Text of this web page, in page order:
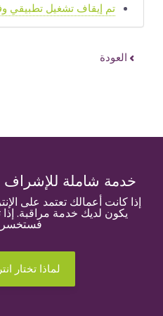
تم إيقاف تشغيل تطبيقي
العودة
خدمة شاملة للإشراف
إذا كانت أعمالك تعتمد على
يكون لديك خدمة مراقبة.
فستخسر
لماذا تختار